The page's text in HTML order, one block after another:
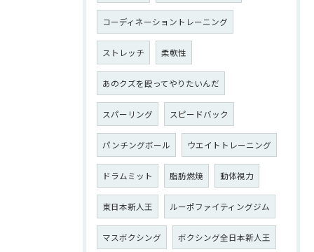
コーディネーショントレーニング
ストレッチ 柔軟性
あのクズを殴ってやりたいんだ
スパーリング スピードバック
パンチングボール ウエイトトレーニング
ドラムミット 脂肪燃焼 動体視力
東日本新人王 ルーポファイティングジム
マスボクシング ボクシング全日本新人王